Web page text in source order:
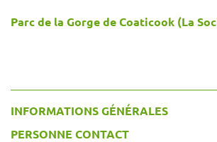
Parc de la Gorge de Coaticook (La
INFORMATIONS GÉNÉRALES
PERSONNE CONTACT